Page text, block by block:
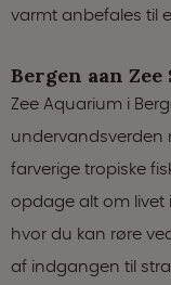
varmt anbefales til
Bergen aan
Zee Aquarium i
undervandsverden
farverige tropiske
opdage alt om livet
hvor du kan røre
af indgangen til